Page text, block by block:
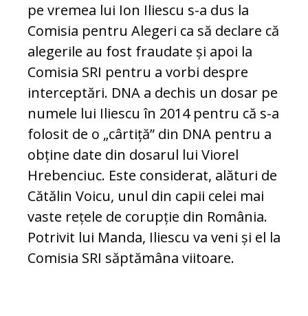
pe vremea lui Ion Iliescu s-a dus la
Comisia pentru Alegeri ca să declare că
alegerile au fost fraudate și apoi la
Comisia SRI pentru a vorbi despre
interceptări. DNA a dechis un dosar pe
numele lui Iliescu în 2014 pentru că s-a
folosit de o „cârtiță” din DNA pentru a
obține date din dosarul lui Viorel
Hrebenciuc. Este considerat, alături de
Cătălin Voicu, unul din capii celei mai
vaste rețele de corupție din România.
Potrivit lui Manda, Iliescu va veni și el la
Comisia SRI săptămâna viitoare.